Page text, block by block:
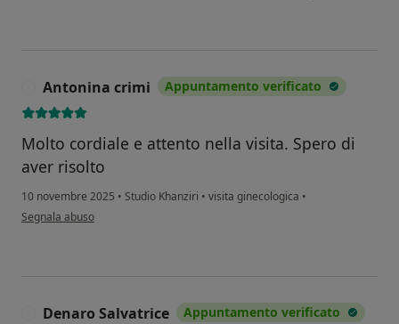
Antonina crimi Appuntamento verificato
Molto cordiale e attento nella visita. Spero di
aver risolto
10 novembre 2025 • Studio Khanziri • visita ginecologica •
secondo l'opinione dell'utente Antonina crimi
Segnala abuso
Denaro Salvatrice Appuntamento verificato